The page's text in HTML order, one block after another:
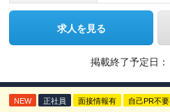
求人を見る
掲載終了予定日：
NEW 正社員 面接情報有 自己PR不要